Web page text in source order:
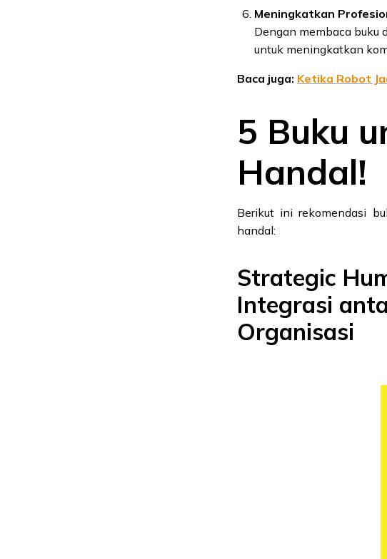
Meningkatkan
Dengan membaca buku
untuk meningkatkan
Baca juga: Ketika Robot
5 Buku
Handal!
Berikut ini rekomendasi
handal:
Strategic
Integrasi
Organisasi